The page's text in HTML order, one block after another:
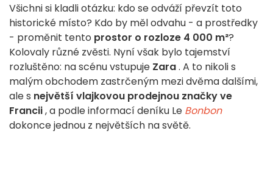
Všichni si kladli otázku: kdo se odváží převzít toto
historické místo? Kdo by měl odvahu - a prostředky
- proměnit tento prostor o rozloze 4 000 m²?
Kolovaly různé zvěsti. Nyní však bylo tajemství
rozluštěno: na scénu vstupuje Zara. A to nikoli s
malým obchodem zastrčeným mezi dvěma dalšími,
ale s největší vlajkovou prodejnou značky ve
Francii, a podle informací deníku Le Bonbon
dokonce jednou z největších na světě.